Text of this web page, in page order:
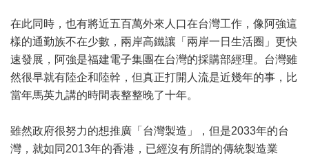
在此同時，也有將近五百萬外來人口在台灣工作，像阿強這
樣的通勤族不在少數，兩岸高鐵讓「兩岸一日生活圈」更快
速發展，阿強是福建電子集團在台灣的採購部經理。台灣雖
然很早就有陸企和陸幹，但真正打開人流是近幾年的事，比
當年馬英九講的時間表整整晚了十年。
雖然政府很努力的想推廣「台灣製造」，但是2033年的台
灣，就如同2013年的香港，已經沒有所謂的傳統製造業